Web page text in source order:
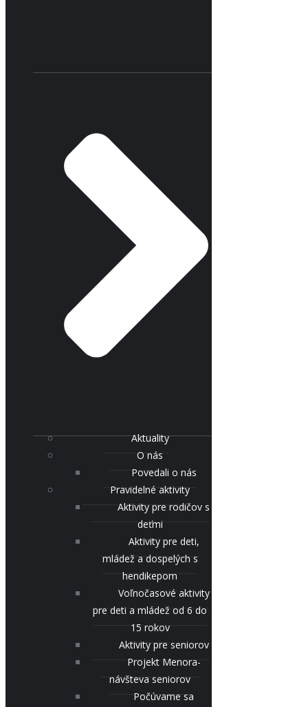
Aktuality
O nás
Povedali o nás
Pravidelné aktivity
Aktivity pre rodičov s
deťmi
Aktivity pre deti,
mládež a dospelých s
hendikepom
Voľnočasové aktivity
pre deti a mládež od 6 do
15 rokov
Aktivity pre seniorov
Projekt Menora-
návšteva seniorov
Počúvame sa